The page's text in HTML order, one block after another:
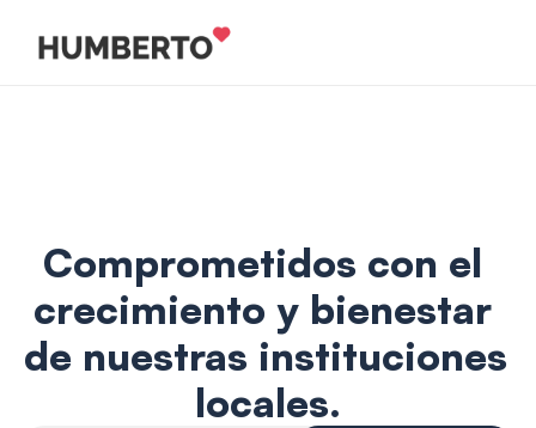
Comprometidos con el
crecimiento y bienestar
de nuestras instituciones
locales.